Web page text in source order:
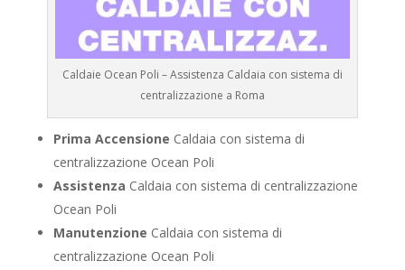
Caldaie Ocean Poli – Assistenza Caldaia con sistema di
centralizzazione a Roma
Prima Accensione Caldaia con sistema di
centralizzazione Ocean Poli
Assistenza Caldaia con sistema di centralizzazione
Ocean Poli
Manutenzione Caldaia con sistema di
centralizzazione Ocean Poli